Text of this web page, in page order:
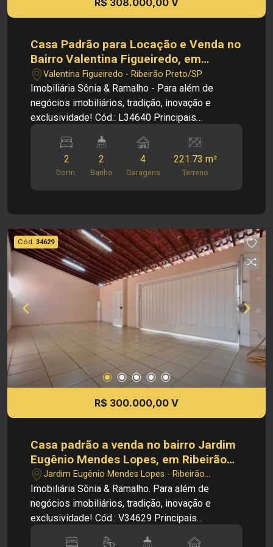
R$ 308.000,00 V
Casa Padrão para Locação e Venda no
Bairro Valentina Figueiredo, em
Ribeirão Preto SP
Valentina Figueiredo - Ribeirão Preto/SP
Imobiliária Sônia & Ramalho - Para além de
negócios imobiliários, tradição, inovação e
exclusividade! Cód.: L34640 Principais
Valentina Figueiredo - Sala - Cozinha - 02
dormitórios - 02 banheiros, sendo 1 externo -
Despensa - Área de serviço - 04 vagas de
garagem Dimensões: - Terreno: 221,73 m² - Área
eletrônico - Ventilador - Ar-condicionado -
Camera Localização privilegiada: - Valentina
Figueiredo, em região residencial com comércios
e serviços próximos, além de fácil acesso a
restaurantes, compras e lazer. Investimento de
locação: R$ 1.700,00 Investimento de Venda: R$
308.000,00 Investimento de IPTU: R$ 65,67 Obs:
A imobiliária se reserva ao direito de alterar
qualquer informação referente aos valores,
dados e disponibilidade de seus imóveis, sem
aviso prévio.
2
Dorm.
2
Banho
4
Garagens
221.73 m²
Terreno
Cód. 34629
R$ 300.000,00 V
Casa padrão a venda no bairro Jardim
Eugênio Mendes Lopes, em Ribeirão
Preto SP
Jardim Eugênio Mendes Lopes - Ribeirão
Preto/SP
Imobiliária Sônia & Ramalho. Para além de
negócios imobiliários, tradição, inovação e
exclusividade! Cód.: V34629 Principais